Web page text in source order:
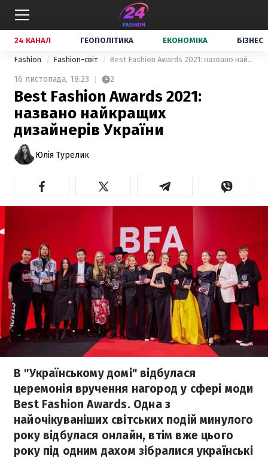
24 КАНАЛ ГЕОПОЛІТИКА ЕКОНОМІКА БІЗНЕС
Fashion Fashion-світ Best Fashion Awards 2021: названо найкращих дизайнерів України
16 листопада, 18:23 2
Best Fashion Awards 2021:
названо найкращих
дизайнерів України
Юлія Турелик
В "Українському домі" відбулася
церемонія вручення нагород у сфері моди
Best Fashion Awards. Одна з
найочікуваніших світських подій минулого
року відбулася онлайн, втім вже цього
року під одним дахом зібралися українські